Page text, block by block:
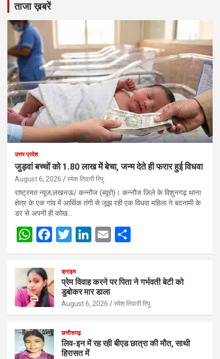
ताजा ख़बरें
उत्तर प्रदेश
जुड़वां बच्चों को 1.80 लाख में बेचा, जन्म देते ही फरार हुई विधवा
August 6, 2026 रमेश तिवारी रिपु
राष्ट्रमत न्यूज,लखनऊ/ कन्नौज (ब्यूरो)। कन्नौज जिले के विशुनगढ़ थाना
क्षेत्र के एक गांव में आर्थिक तंगी से जूझ रही एक विधवा महिला ने बदनामी के
डर से अपनी ही कोख…
W
h
at
s
A
p
p
F
a
ce
b
o
o
k
T
wi
tt
er
Li
n
dI
n
E
m h
e
क्राइम
प्रेम विवाह करने पर पिता ने गर्भवती बेटी को
डुबोकर मार डाला
August 6, 2026 रमेश तिवारी रिपु
छत्तीसगढ़
लिव-इन में रह रही बीएड छात्रा की मौत, साथी
हिरासत में